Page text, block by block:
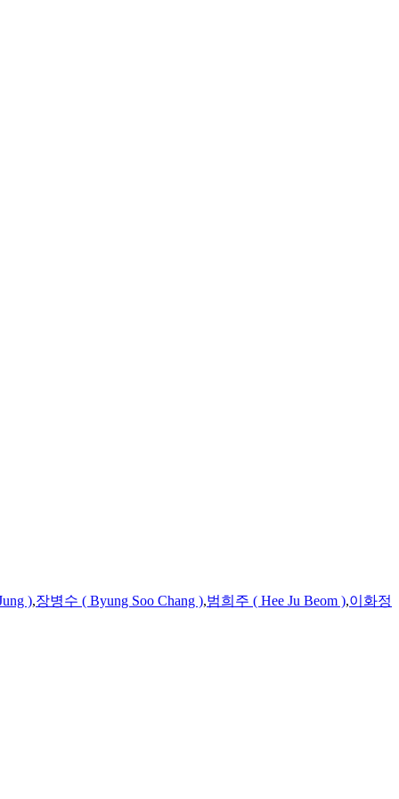
),장병수 ( Byung Soo Chang ),범희주 ( Hee Ju Beom ),이화정